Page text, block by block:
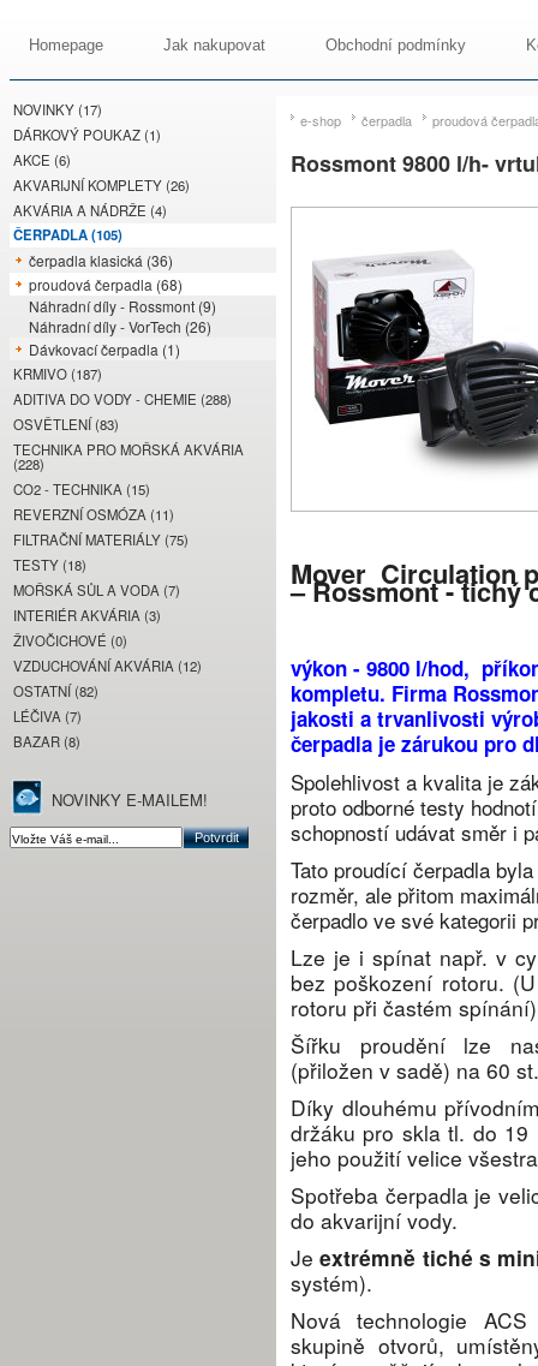
Homepage Jak nakupovat Obchodní podmínky
NOVINKY (17)
DÁRKOVÝ POUKAZ (1)
AKCE (6)
AKVARIJNÍ KOMPLETY (26)
AKVÁRIA A NÁDRŽE (4)
ČERPADLA (105)
čerpadla klasická (36)
proudová čerpadla (68)
Náhradní díly - Rossmont (9)
Náhradní díly - VorTech (26)
Dávkovací čerpadla (1)
KRMIVO (187)
ADITIVA DO VODY - CHEMIE (288)
OSVĚTLENÍ (83)
TECHNIKA PRO MOŘSKÁ AKVÁRIA
(228)
CO2 - TECHNIKA (15)
REVERZNÍ OSMÓZA (11)
FILTRAČNÍ MATERIÁLY (75)
TESTY (18)
MOŘSKÁ SŮL A VODA (7)
INTERIÉR AKVÁRIA (3)
ŽIVOČICHOVÉ (0)
VZDUCHOVÁNÍ AKVÁRIA (12)
OSTATNÍ (82)
LÉČIVA (7)
BAZAR (8)
NOVINKY E-MAILEM!
e-shop čerpadla proudová
Rossmont 9800 l/h-
Mover Circulation
– Rossmont - tichý
výkon - 9800 l/hod,
kompletu. Firma
jakosti a trvanlivosti
čerpadla je zárukou pro
Spolehlivost a kvalita je
proto odborné testy
schopností udávat směr i
Tato proudící čerpadla
rozměr, ale přitom
čerpadlo ve své kategorii
Lze je i spínat např. v
bez poškození rotoru.
rotoru při častém spínání)
Šířku proudění lze
(přiložen v sadě) na 60
Díky dlouhému
držáku pro skla tl. do 19
jeho použití velice
Spotřeba čerpadla je
do akvarijní vody.
Jeextrémně tiché s
systém).
Nová technologie
skupině otvorů,